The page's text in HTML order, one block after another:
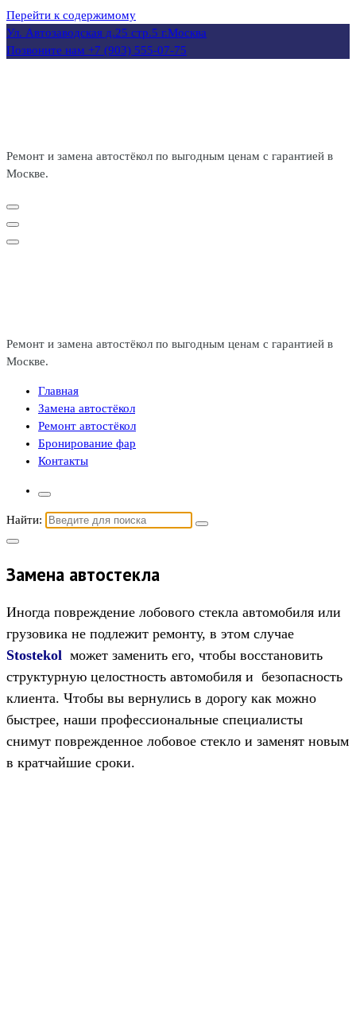
Перейти к содержимому
Ул. Автозаводская д.25 стр.5 г.Москва
Позвоните нам +7 (903) 555-07-75
Ремонт и замена автостёкол по выгодным ценам с гарантией в
Москве.
Ремонт и замена автостёкол по выгодным ценам с гарантией в
Москве.
Главная
Замена автостёкол
Ремонт автостёкол
Бронирование фар
Контакты
Найти:
Замена автостекла
Иногда повреждение лобового стекла автомобиля или
грузовика не подлежит ремонту, в этом случае
Stostekol может заменить его, чтобы восстановить
структурную целостность автомобиля и безопасность
клиента. Чтобы вы вернулись в дорогу как можно
быстрее, наши профессиональные специалисты
снимут поврежденное лобовое стекло и заменят новым
в кратчайшие сроки.